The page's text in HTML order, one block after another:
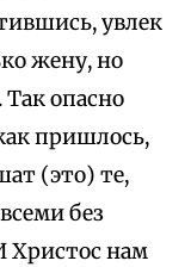
увлек
жену, но
Так опасно
пришлось,
(это) те,
без
Христос нам